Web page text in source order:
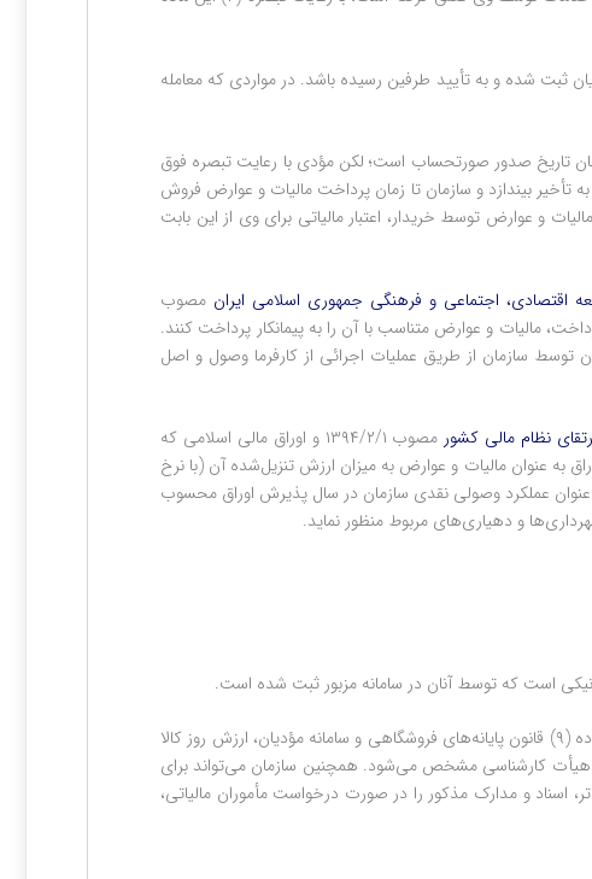
ثبت شده و به‌ تأیید طرفین رسیده باشد. در مواردی که معامله
همان تاریخ صدور صورتحساب است؛ لکن مؤدی با رعایت تبصره فوق
تأخیر بیندازد و سازمان تا زمان پرداخت مالیات و عوارض فروش
و عوارض توسط خریدار، اعتبار مالیاتی برای وی از این بابت
اقتصادی، اجتماعی و فرهنگی جمهوری اسلامی ایران مصوب
پرداخت، مالیات و عوارض متناسب با آن را به پیمانکار پرداخت کنند.
توسط سازمان از طریق عملیات اجرائی از کارفرما وصول و اصل
نظام مالی کشور
مصوب ۱۳۹۴/۲/۱ و اوراق مالی اسلامی که
به عنوان مالیات و عوارض به میزان ارزش تنزیل‌شده آن (با نرخ
عملکرد وصولی نقدی سازمان در سال پذیرش اوراق محسوب
و دهیاری‌های مربوط منظور نماید.
است که توسط آنان در سامانه مزبور ثبت شده است.
تبصره ۱- مأخذ محاسبه مالیات و عوارض فروش کالاها و خدمات در مورد مؤدیانی که عضو سامانه مؤدیان نیستند و نیز مؤدیان متخلف موضوع ماده ‌(۹) قانون پایانه‌های فروشگاهی و سامانه مؤدیان، ارزش روز کالا
هیأت کارشناسی مشخص می‌شود. همچنین سازمان می‌تواند برای
اسناد و مدارک مذکور را در صورت درخواست مأموران مالیاتی،